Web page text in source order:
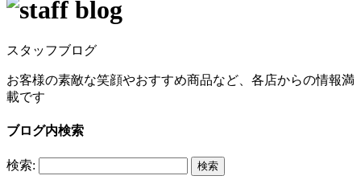
スタッフブログ
お客様の素敵な笑顔やおすすめ商品など、各店からの情報満
載です
ブログ内検索
検索: